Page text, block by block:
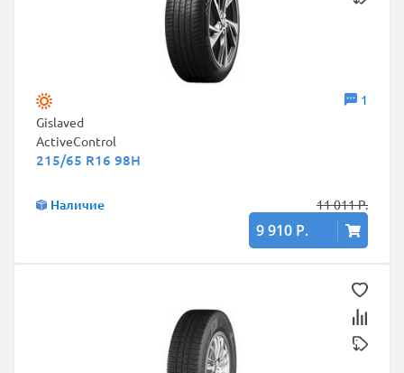
1
Gislaved
ActiveControl
215/65 R16 98H
Наличие 11 011 Р.
9 910 Р.